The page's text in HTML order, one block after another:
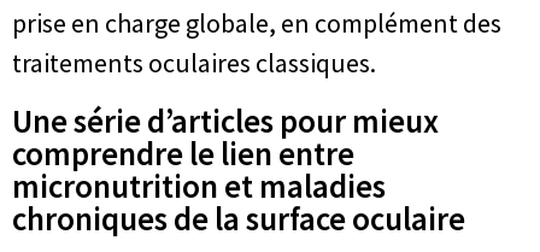
prise en charge globale, en complément des
traitements oculaires classiques.
Une série d’articles pour mieux
comprendre le lien entre
micronutrition et maladies
chroniques de la surface oculaire